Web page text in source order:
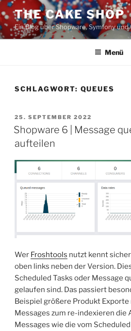
Zum
Inhalt
springen
THE CAKE SHOP
Ein Blog über Shopware, Symfony und
Menü
SCHLAGWORT: QUEUES
VERÖFFENTLICHT
AM
25. SEPTEMBER 2022
Shopware 6 | Message
aufteilen
Wer Froshtools nutzt kennt
oben links neben der Version.
Scheduled Tasks oder Message
gelaufen sind. Das passiert
Beispiel größere Produkt
Messages zum re-indexieren die
Messages wie die vom